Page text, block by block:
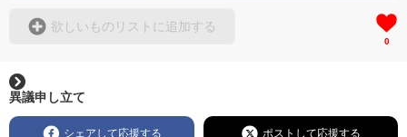
欲しいものリストに追加する
0
異議申し立て
シェアして応援する ポストして応援する